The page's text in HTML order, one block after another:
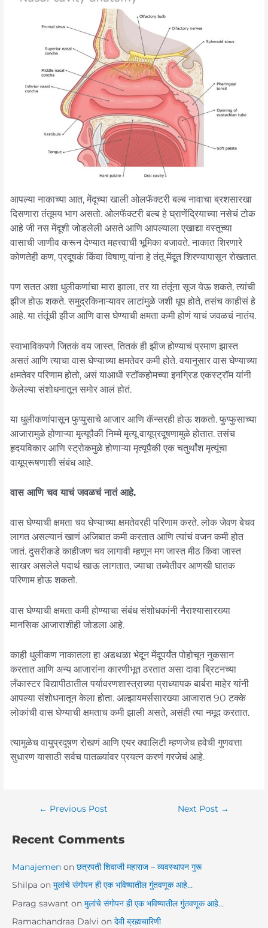
आपल्या नाकाच्या आत, मेंदूच्या खाली ओलफॅक्टरी बल्ब नावाचा ब्रशसारखा
दिसणारा तंतूमय भाग असतो. ओलफॅक्टरी बल्ब हे घ्राणेंद्रियाच्या नसेचं टोक
आहे जी नस मेंदूशी जोडलेली असते आणि आपल्याला एखाद्या वस्तूच्या
वासाची जाणीव करून देण्यात महत्त्वाची भूमिका बजावते. नाकात शिरणारे
कोणतेही कण, प्रदूषकं किंवा विषाणू यांना हे तंतू मेंदूत शिरण्यापासून रोखतात.
पण सतत अशा धुलीकणांचा मारा झाला, तर या तंतूंना सूज येऊ शकते, त्यांची
झीज होऊ शकते. समुद्रकिनाऱ्यावर लाटांमुळे जशी धूप होते, तसंच काहीसं हे
आहे. या तंतूंची झीज आणि वास घेण्याची क्षमता कमी होणं याचं जवळचं नातंय.
स्वाभाविकपणे जितकं वय जास्त, तितकं ही झीज होण्याचं प्रमाण झास्त
असतं आणि त्याचा वास घेण्याच्या क्षमतेवर कमी होते. वयानुसार वास घेण्याच्या
क्षमतेवर परिणाम होतो, असं याआधी स्टॉकहोमच्या इनग्रिड एकस्ट्रॉम यांनी
केलेल्या संशोधनातून समोर आलं होतं.
या धुलीकणांपासून फुप्पुसाचे आजार आणि कॅन्सरही होऊ शकतो. फुप्फुसाच्या
आजारामुळे होणाऱ्या मृत्यूपैकी निम्मे मृत्यू वायूप्रदूषणामुळे होतात. तसंच
हृदयविकार आणि स्ट्रोकमुळे होणाऱ्या मृत्यूपैकी एक चतुर्थांश मृत्यूंचा
वायूप्रूषणाशी संबंध आहे.
वास आणि चव याचं जवळचं नातं आहे.
वास घेण्याची क्षमता चव घेण्याच्या क्षमतेवरही परिणाम करते. लोक जेवण बेचव
लागत असल्यानं खाणं अजिबात कमी करतात आणि त्यांचं वजन कमी होत
जातं. दुसरीकडे काहीजण चव लागावी म्हणून मग जास्त मीठ किंवा जास्त
साखर असलेले पदार्थ खाऊ लागतात, ज्याचा तब्येतीवर आणखी घातक
परिणाम होऊ शकतो.
वास घेण्याची क्षमता कमी होण्याचा संबंध संशोधकांनी नैराश्यासारख्या
मानसिक आजाराशीही जोडला आहे.
काही धुलीकण नाकातला हा अडथळा भेदून मेंदूपर्यंत पोहोचून नुकसान
करतात आणि अन्य आजारांना कारणीभूत ठरतात असा दावा ब्रिटनच्या
लँकास्टर विद्यापीठातील पर्यावरणशास्त्राच्या प्राध्यापक बार्बरा माहेर यांनी
आपल्या संशोधनातून केला होता. अल्झायमर्ससारख्या आजारात 90 टक्के
लोकांची वास घेण्याची क्षमताच कमी झाली असते, असंही त्या नमूद करतात.
त्यामुळेच वायुप्रदूषण रोखणं आणि एयर क्वालिटी म्हणजेच हवेची गुणवत्ता
सुधारण यासाठी सर्वच पातळ्यांवर प्रयत्न करणं गरजेचं आहे.
← Previous Post Next Post →
Recent Comments
Manajemenon छत्रपती शिवाजी महाराज – व्यवस्थापन गुरू
Shilpa on मुलांचे संगोपन ही एक भविष्यातील गुंतवणूक आहे…
Parag sawant on मुलांचे संगोपन ही एक भविष्यातील गुंतवणूक आहे…
Ramachandraa Dalvi on देवी ब्रह्मचारिणी